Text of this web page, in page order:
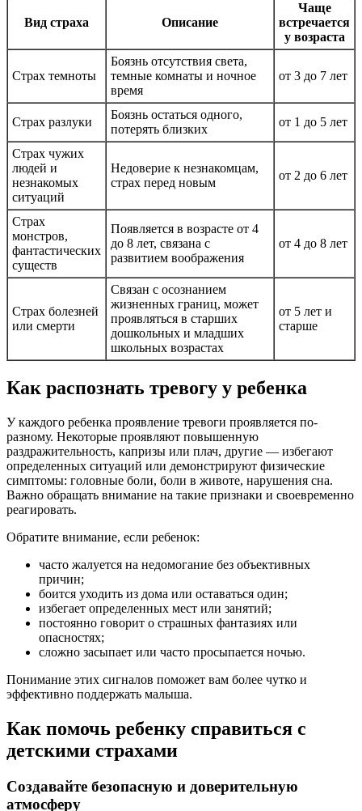
Вид страха Описание
Чаще
встречается
у возраста
Страх темноты
Боязнь отсутствия света,
темные комнаты и ночное
время
от 3 до 7 лет
Страх разлуки
Боязнь остаться одного,
потерять близких
от 1 до 5 лет
Страх чужих
людей и
незнакомых
ситуаций
Недоверие к незнакомцам,
страх перед новым
от 2 до 6 лет
Страх
монстров,
фантастических
существ
Появляется в возрасте от 4
до 8 лет, связана с
развитием воображения
от 4 до 8 лет
Страх болезней
или смерти
Связан с осознанием
жизненных границ, может
проявляться в старших
дошкольных и младших
школьных возрастах
от 5 лет и
старше
Как распознать тревогу у ребенка
У каждого ребенка проявление тревоги проявляется по-
разному. Некоторые проявляют повышенную
раздражительность, капризы или плач, другие — избегают
определенных ситуаций или демонстрируют физические
симптомы: головные боли, боли в животе, нарушения сна.
Важно обращать внимание на такие признаки и своевременно
реагировать.
Обратите внимание, если ребенок:
часто жалуется на недомогание без объективных
причин;
боится уходить из дома или оставаться один;
избегает определенных мест или занятий;
постоянно говорит о страшных фантазиях или
опасностях;
сложно засыпает или часто просыпается ночью.
Понимание этих сигналов поможет вам более чутко и
эффективно поддержать малыша.
Как помочь ребенку справиться с
детскими страхами
Создавайте безопасную и доверительную
атмосферу